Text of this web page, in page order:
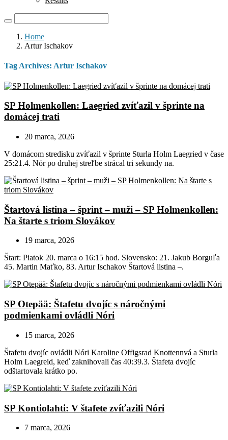
Home
Artur Ischakov
Tag Archives: Artur Ischakov
SP Holmenkollen: Laegried zvíťazil v šprinte na
domácej trati
20 marca, 2026
V domácom stredisku zvíťazil v šprinte Sturla Holm Laegried v čase
25:21.4. Nór po druhej streľbe strácal tri sekundy na.
Štartová listina – šprint – muži – SP Holmenkollen:
Na štarte s triom Slovákov
19 marca, 2026
Štart: Piatok 20. marca o 16:15 hod. Slovensko: 21. Jakub Borguľa
45. Martin Maťko, 83. Artur Ischakov Štartová listina –.
SP Otepää: Štafetu dvojíc s náročnými
podmienkami ovládli Nóri
15 marca, 2026
Štafetu dvojíc ovládli Nóri Karoline Offigsrad Knottennvá a Sturla
Holm Laegreid, keď zaknihovali čas 40:39.3. Štafeta dvojíc
odštartovala krátko po.
SP Kontiolahti: V štafete zvíťazili Nóri
7 marca, 2026